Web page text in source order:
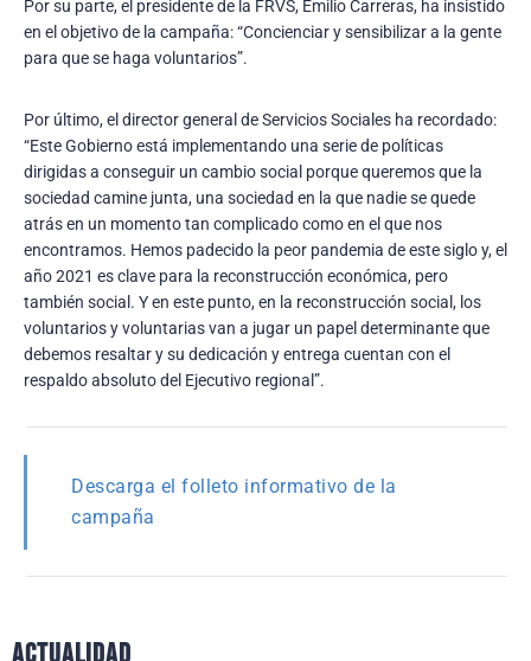
Por su parte, el presidente de la FRVS, Emilio Carreras, ha insistido
en el objetivo de la campaña: “Concienciar y sensibilizar a la gente
para que se haga voluntarios”.
Por último, el director general de Servicios Sociales ha recordado:
“Este Gobierno está implementando una serie de políticas
dirigidas a conseguir un cambio social porque queremos que la
sociedad camine junta, una sociedad en la que nadie se quede
atrás en un momento tan complicado como en el que nos
encontramos. Hemos padecido la peor pandemia de este siglo y, el
año 2021 es clave para la reconstrucción económica, pero
también social. Y en este punto, en la reconstrucción social, los
voluntarios y voluntarias van a jugar un papel determinante que
debemos resaltar y su dedicación y entrega cuentan con el
respaldo absoluto del Ejecutivo regional”.
Descarga el folleto informativo de la
campaña